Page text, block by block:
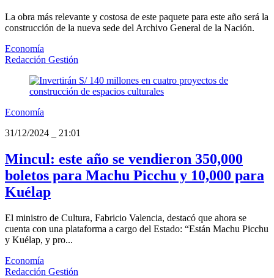
La obra más relevante y costosa de este paquete para este año será la
construcción de la nueva sede del Archivo General de la Nación.
Economía
Redacción Gestión
Economía
31/12/2024
21:01
Mincul: este año se vendieron 350,000
boletos para Machu Picchu y 10,000 para
Kuélap
El ministro de Cultura, Fabricio Valencia, destacó que ahora se
cuenta con una plataforma a cargo del Estado: “Están Machu Picchu
y Kuélap, y pro...
Economía
Redacción Gestión